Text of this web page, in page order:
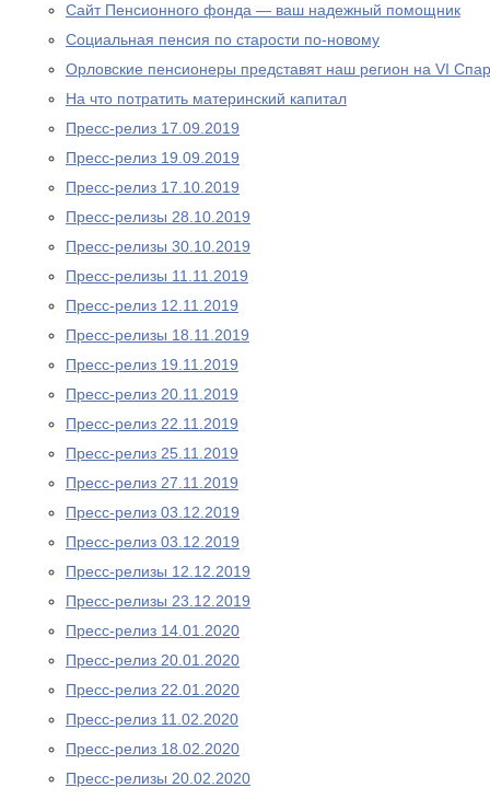
Сайт Пенсионного фонда — ваш надежный помощник
Социальная пенсия по старости по-новому
Орловские пенсионеры представят наш регион на VI
На что потратить материнский капитал
Пресс-релиз 17.09.2019
Пресс-релиз 19.09.2019
Пресс-релиз 17.10.2019
Пресс-релизы 28.10.2019
Пресс-релизы 30.10.2019
Пресс-релизы 11.11.2019
Пресс-релиз 12.11.2019
Пресс-релизы 18.11.2019
Пресс-релиз 19.11.2019
Пресс-релиз 20.11.2019
Пресс-релиз 22.11.2019
Пресс-релиз 25.11.2019
Пресс-релиз 27.11.2019
Пресс-релиз 03.12.2019
Пресс-релиз 03.12.2019
Пресс-релизы 12.12.2019
Пресс-релизы 23.12.2019
Пресс-релиз 14.01.2020
Пресс-релиз 20.01.2020
Пресс-релиз 22.01.2020
Пресс-релиз 11.02.2020
Пресс-релиз 18.02.2020
Пресс-релизы 20.02.2020